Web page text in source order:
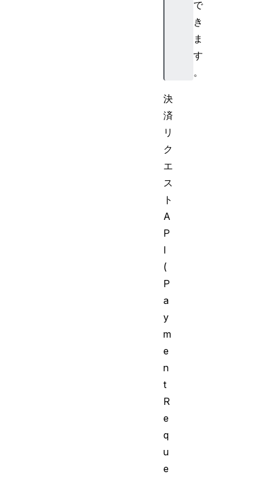
で
き
ま
す
。
決
済
リ
ク
エ
ス
ト
A
P
I
(
P
a
y
m
e
n
t
R
e
q
u
e